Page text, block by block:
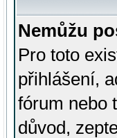
Nemůžu
Pro toto
přihlášení,
fórum nebo
důvod,